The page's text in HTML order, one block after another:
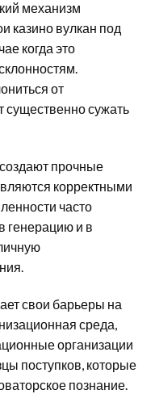
механизм
казино вулкан под
когда это
от
существенно сужать
прочные
корректными
часто
генерацию и в
свои барьеры на
среда,
организации
поступков, которые
познание.